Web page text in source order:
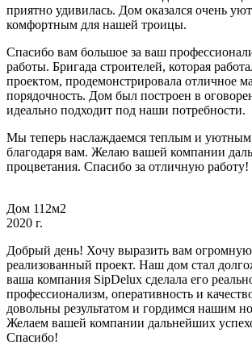
приятно удивилась. Дом оказался очень
комфортным для нашей троицы.
Спасибо вам большое за ваш
работы. Бригада строителей, которая
проектом, продемонстрировала отличное
порядочность. Дом был построен в
идеально подходит под наши потребности.
Мы теперь наслаждаемся теплым и
благодаря вам. Желаю вашей компании
процветания. Спасибо за отличную работу!
Дом 112м2
2020 г.
Добрый день! Хочу выразить вам огромную
реализованный проект. Наш дом стал
ваша компания SipDelux сделала его
профессионализм, оперативность и
довольны результатом и гордимся нашим
Желаем вашей компании дальнейших
Спасибо!